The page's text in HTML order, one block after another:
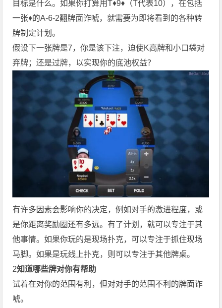
目标是什么。如果你打算用T♦9♦（T代表10），在包括
一张♦的A-6-2翻牌面诈唬，就需要为即将看到的各种转
牌制定计划。
假设下一张牌是7，你是该下注，迫使K高牌和小口袋对
弃牌；还是过牌，以实现你的底池权益？
有许多因素会影响你的决定，例如对手的激进程度，或
是你距离奖励圈还有多远。有了计划，就可以专注于其
他事情。如果你玩的是现场扑克，可以专注于抓住现场
马脚。如果是玩线上扑克，则可以专注于其他牌桌。
2知道哪些牌对你有帮助
试着在对你的范围有利，但对对手的范围不利的牌面诈
唬。